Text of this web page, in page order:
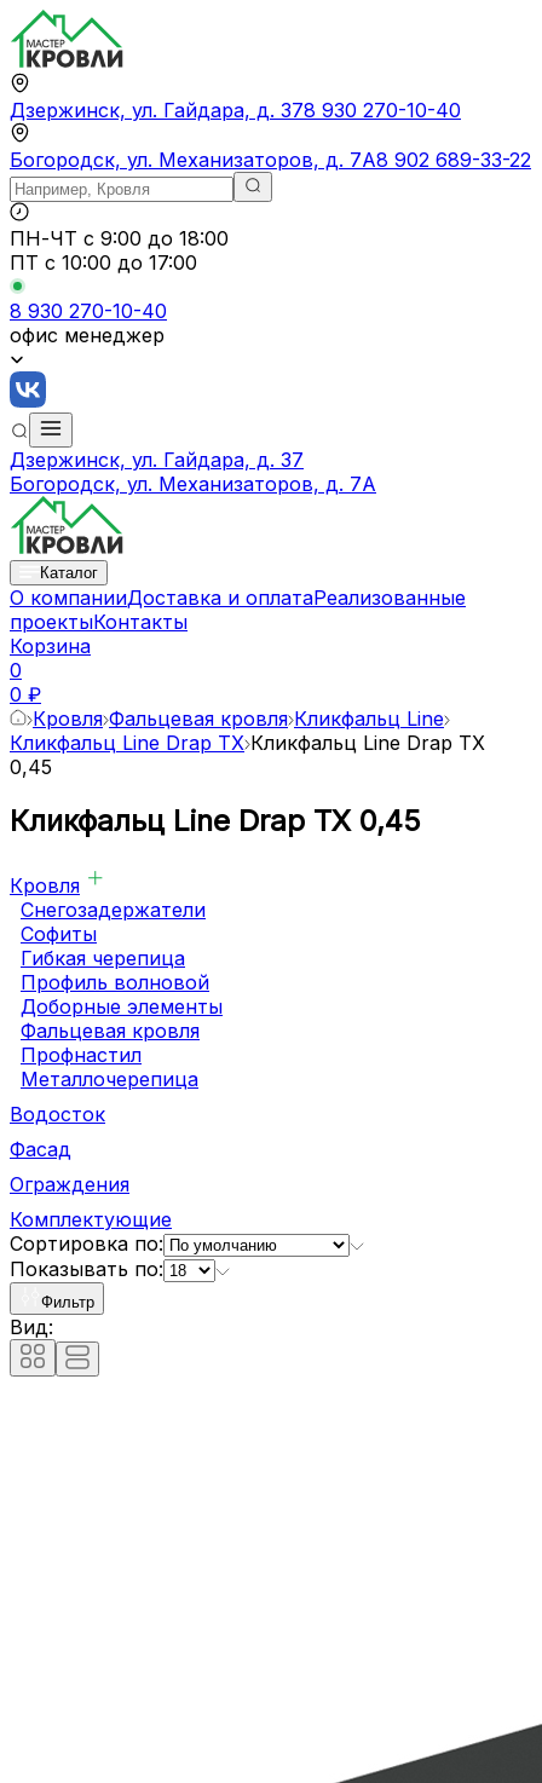
Дзержинск, ул. Гайдара, д. 378 930 270-10-40
Богородск, ул. Механизаторов, д. 7А8 902 689-33-22
ПН-ЧТ с 9:00 до 18:00
ПТ с 10:00 до 17:00
8 930 270-10-40
офис менеджер
Дзержинск, ул. Гайдара, д. 37
Богородск, ул. Механизаторов, д. 7А
Каталог
О компанииДоставка и оплатаРеализованные
проектыКонтакты
Корзина
0
0 ₽
Кровля Фальцевая кровля Кликфальц Line
Кликфальц Line Drap TX Кликфальц Line Drap TX
0,45
Кликфальц Line Drap TX 0,45
Кровля
Снегозадержатели
Софиты
Гибкая черепица
Профиль волновой
Доборные элементы
Фальцевая кровля
Профнастил
Металлочерепица
Водосток
Фасад
Ограждения
Комплектующие
Сортировка по:
Показывать по:
Фильтр
Вид: